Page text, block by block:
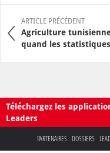
ARTICLE PRÉCÉDENT
Agriculture
quand les
Téléchargez les
Leaders
PARTENAIRES DOSSIERS